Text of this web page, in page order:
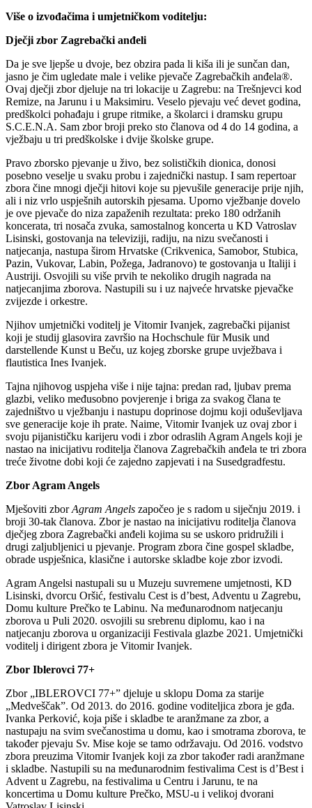
Više o izvođačima i umjetničkom voditelju:
Dječji zbor Zagrebački anđeli
Da je sve ljepše u dvoje, bez obzira pada li kiša ili je sunčan dan,
jasno je čim ugledate male i velike pjevače Zagrebačkih anđela®.
Ovaj dječji zbor djeluje na tri lokacije u Zagrebu: na Trešnjevci kod
Remize, na Jarunu i u Maksimiru. Veselo pjevaju već devet godina,
predškolci pohađaju i grupe ritmike, a školarci i dramsku grupu
S.C.E.N.A. Sam zbor broji preko sto članova od 4 do 14 godina, a
vježbaju u tri predškolske i dvije školske grupe.
Pravo zborsko pjevanje u živo, bez solističkih dionica, donosi
posebno veselje u svaku probu i zajednički nastup. I sam repertoar
zbora čine mnogi dječji hitovi koje su pjevušile generacije prije njih,
ali i niz vrlo uspješnih autorskih pjesama. Uporno vježbanje dovelo
je ove pjevače do niza zapaženih rezultata: preko 180 održanih
koncerata, tri nosača zvuka, samostalnog koncerta u KD Vatroslav
Lisinski, gostovanja na televiziji, radiju, na nizu svečanosti i
natjecanja, nastupa širom Hrvatske (Crikvenica, Samobor, Stubica,
Pazin, Vukovar, Labin, Požega, Jadranovo) te gostovanja u Italiji i
Austriji. Osvojili su više prvih te nekoliko drugih nagrada na
natjecanjima zborova. Nastupili su i uz najveće hrvatske pjevačke
zvijezde i orkestre.
Njihov umjetnički voditelj je Vitomir Ivanjek, zagrebački pijanist
koji je studij glasovira završio na Hochschule für Musik und
darstellende Kunst u Beču, uz kojeg zborske grupe uvježbava i
flautistica Ines Ivanjek.
Tajna njihovog uspjeha više i nije tajna: predan rad, ljubav prema
glazbi, veliko međusobno povjerenje i briga za svakog člana te
zajedništvo u vježbanju i nastupu doprinose dojmu koji oduševljava
sve generacije koje ih prate. Naime, Vitomir Ivanjek uz ovaj zbor i
svoju pijanističku karijeru vodi i zbor odraslih Agram Angels koji je
nastao na inicijativu roditelja članova Zagrebačkih anđela te tri zbora
treće životne dobi koji će zajedno zapjevati i na Susedgradfestu.
Zbor Agram Angels
Mješoviti zborAgram Angels započeo je s radom u siječnju 2019. i
broji 30-tak članova. Zbor je nastao na inicijativu roditelja članova
dječjeg zbora Zagrebački anđeli kojima su se uskoro pridružili i
drugi zaljubljenici u pjevanje. Program zbora čine gospel skladbe,
obrade uspješnica, klasične i autorske skladbe koje zbor izvodi.
Agram Angelsi nastupali su u Muzeju suvremene umjetnosti, KD
Lisinski, dvorcu Oršić, festivalu Cest is d’best, Adventu u Zagrebu,
Domu kulture Prečko te Labinu. Na međunarodnom natjecanju
zborova u Puli 2020. osvojili su srebrenu diplomu, kao i na
natjecanju zborova u organizaciji Festivala glazbe 2021. Umjetnički
voditelj i dirigent zbora je Vitomir Ivanjek.
Zbor Iblerovci 77+
Zbor „IBLEROVCI 77+” djeluje u sklopu Doma za starije
„Medveščak”. Od 2013. do 2016. godine voditeljica zbora je gđa.
Ivanka Perković, koja piše i skladbe te aranžmane za zbor, a
nastupaju na svim svečanostima u domu, kao i smotrama zborova, te
također pjevaju Sv. Mise koje se tamo održavaju. Od 2016. vodstvo
zbora preuzima Vitomir Ivanjek koji za zbor također radi aranžmane
i skladbe. Nastupili su na međunarodnim festivalima Cest is d’Best i
Advent u Zagrebu, na festivalima u Centru i Jarunu, te na
koncertima u Domu kulture Prečko, MSU-u i velikoj dvorani